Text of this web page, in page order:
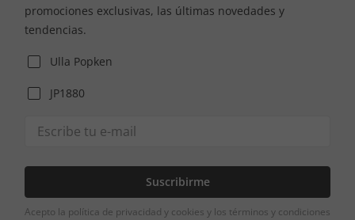
promociones exclusivas, las últimas novedades y
tendencias.
Ulla Popken
JP1880
Suscribirme
Acepto la política de privacidad y cookies y los términos y condiciones